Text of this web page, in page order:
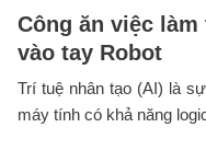
Công ăn việc
vào tay Robot
Trí tuệ nhân tạo (AI) là
máy tính có khả năng